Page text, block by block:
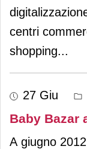
centri
shopping...
27 Giu
Baby Bazar
A giugno